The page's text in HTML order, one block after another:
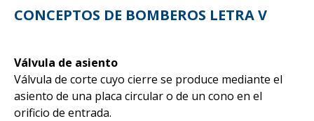
CONCEPTOS DE BOMBEROS LETRA V
Válvula de asiento
Válvula de corte cuyo cierre se produce mediante el
asiento de una placa circular o de un cono en el
orificio de entrada.